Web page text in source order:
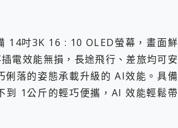
14吋3K 16 : 10 OLED螢幕，畫面鮮
電效能無損，長途飛行、差旅均可安
落的姿態承載升級的 AI效能。具備
到 1公斤的輕巧便攜，AI 效能輕鬆帶